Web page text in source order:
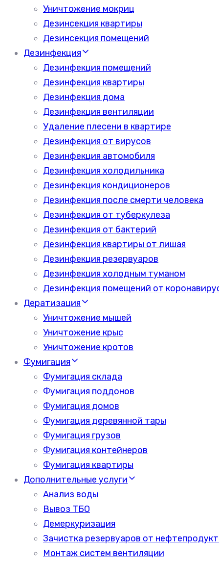
Уничтожение мокриц
Дезинсекция квартиры
Дезинсекция помещений
Дезинфекция
Дезинфекция помещений
Дезинфекция квартиры
Дезинфекция дома
Дезинфекция вентиляции
Удаление плесени в квартире
Дезинфекция от вирусов
Дезинфекция автомобиля
Дезинфекция холодильника
Дезинфекция кондиционеров
Дезинфекция после смерти человека
Дезинфекция от туберкулеза
Дезинфекция от бактерий
Дезинфекция квартиры от лишая
Дезинфекция резервуаров
Дезинфекция холодным туманом
Дезинфекция помещений от
Дератизация
Уничтожение мышей
Уничтожение крыс
Уничтожение кротов
Фумигация
Фумигация склада
Фумигация поддонов
Фумигация домов
Фумигация деревянной тары
Фумигация грузов
Фумигация контейнеров
Фумигация квартиры
Дополнительные услуги
Анализ воды
Вывоз ТБО
Демеркуризация
Зачистка резервуаров от
Монтаж систем вентиляции